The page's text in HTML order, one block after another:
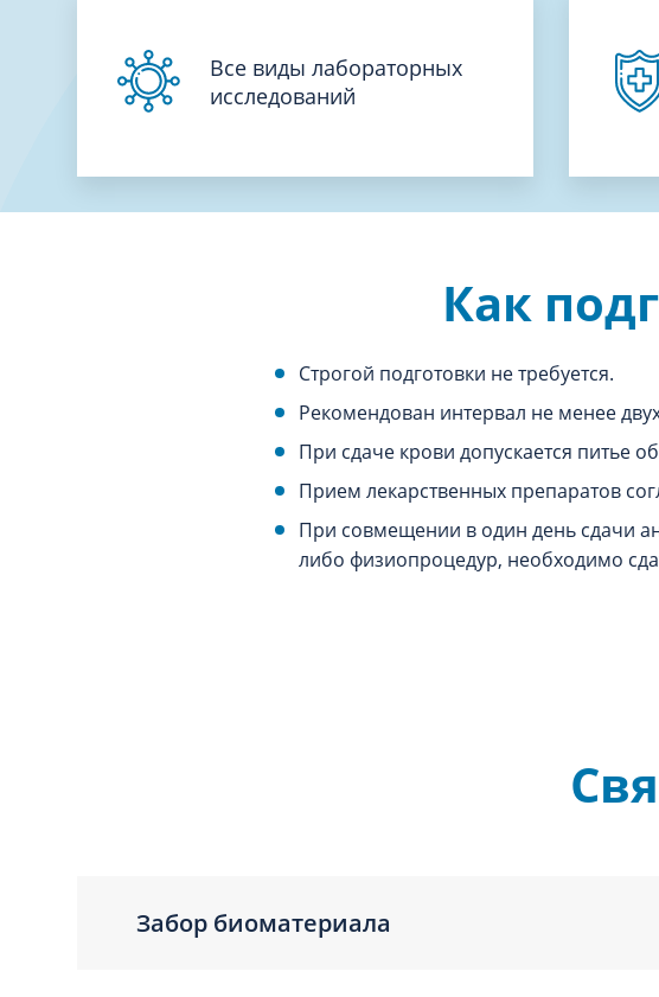
Все виды лабораторных
исследований
Как
Строгой подготовки не требуется.
Рекомендован интервал не менее
При сдаче крови допускается питье
Прием лекарственных препаратов
При совмещении в один день сдачи
либо физиопроцедур, необходимо
Забор биоматериала